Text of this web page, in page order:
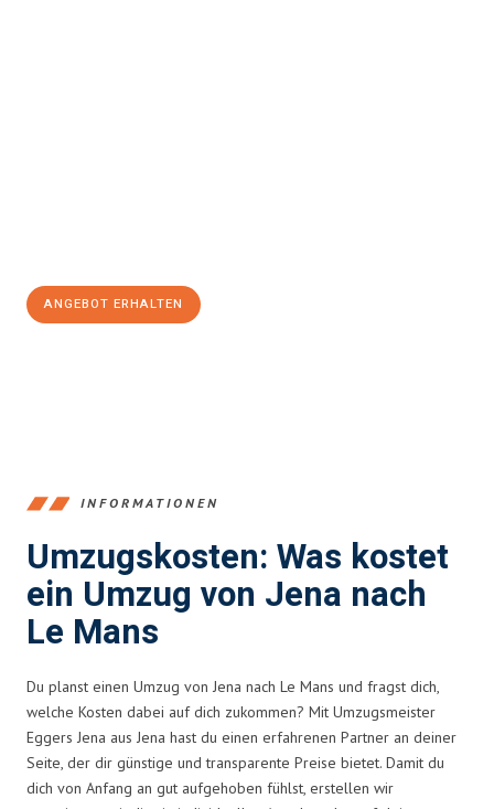
ANGEBOT ERHALTEN
INFORMATIONEN
Umzugskosten: Was kostet
ein Umzug von Jena nach
Le Mans
Du planst einen Umzug von Jena nach Le Mans und fragst dich,
welche Kosten dabei auf dich zukommen? Mit Umzugsmeister
Eggers Jena aus Jena hast du einen erfahrenen Partner an deiner
Seite, der dir günstige und transparente Preise bietet. Damit du
dich von Anfang an gut aufgehoben fühlst, erstellen wir